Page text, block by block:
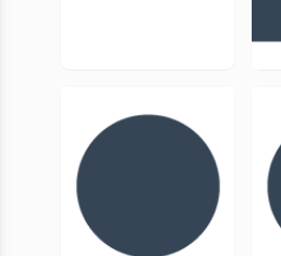
Marc
Bouiron
technique